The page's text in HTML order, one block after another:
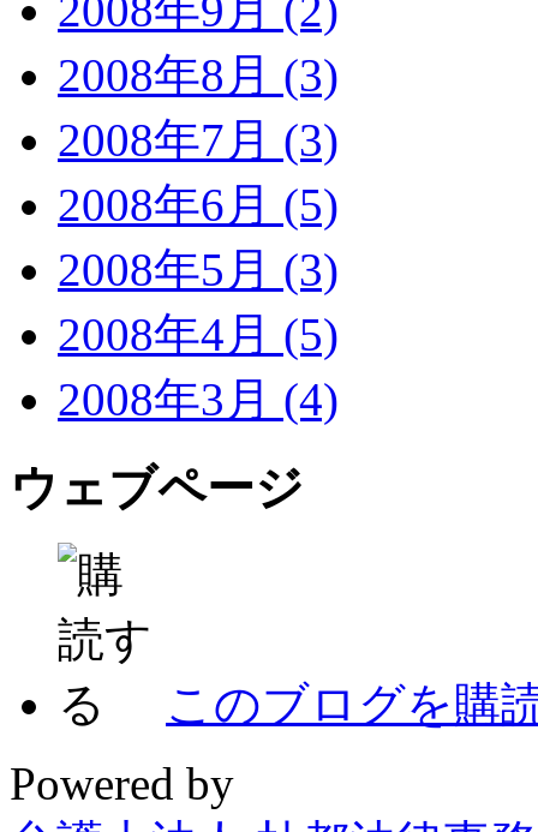
2008年8月 (3)
2008年7月 (3)
2008年6月 (5)
2008年5月 (3)
2008年4月 (5)
2008年3月 (4)
ウェブページ
このブログを購
Powered by